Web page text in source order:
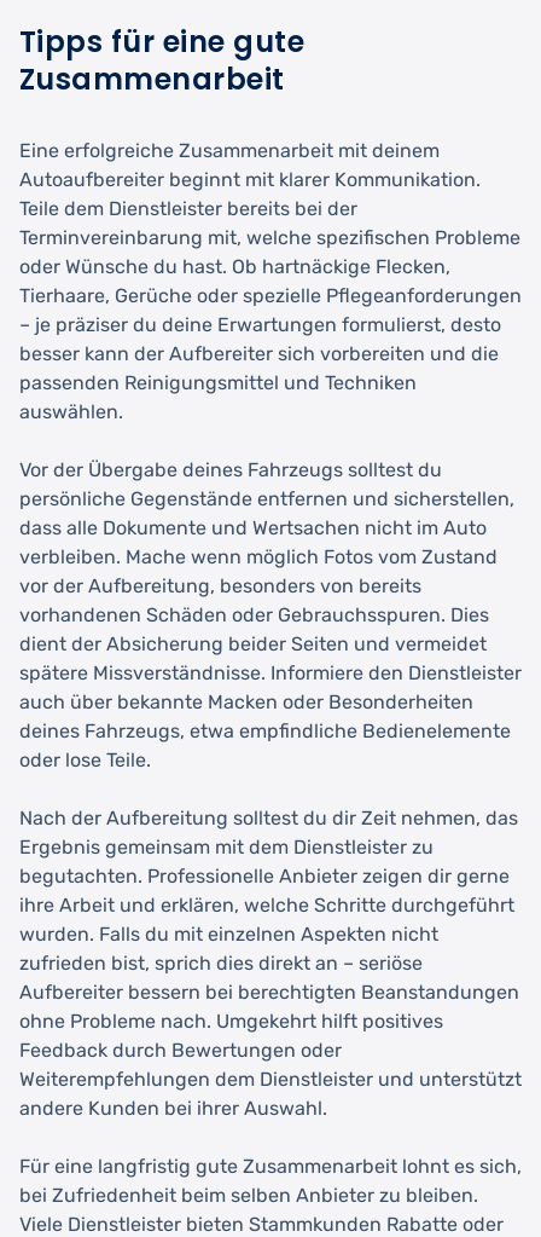
Tipps für eine gute
Zusammenarbeit
Eine erfolgreiche Zusammenarbeit mit deinem
Autoaufbereiter beginnt mit klarer Kommunikation.
Teile dem Dienstleister bereits bei der
Terminvereinbarung mit, welche spezifischen Probleme
oder Wünsche du hast. Ob hartnäckige Flecken,
Tierhaare, Gerüche oder spezielle Pflegeanforderungen
– je präziser du deine Erwartungen formulierst, desto
besser kann der Aufbereiter sich vorbereiten und die
passenden Reinigungsmittel und Techniken
auswählen.
Vor der Übergabe deines Fahrzeugs solltest du
persönliche Gegenstände entfernen und sicherstellen,
dass alle Dokumente und Wertsachen nicht im Auto
verbleiben. Mache wenn möglich Fotos vom Zustand
vor der Aufbereitung, besonders von bereits
vorhandenen Schäden oder Gebrauchsspuren. Dies
dient der Absicherung beider Seiten und vermeidet
spätere Missverständnisse. Informiere den Dienstleister
auch über bekannte Macken oder Besonderheiten
deines Fahrzeugs, etwa empfindliche Bedienelemente
oder lose Teile.
Nach der Aufbereitung solltest du dir Zeit nehmen, das
Ergebnis gemeinsam mit dem Dienstleister zu
begutachten. Professionelle Anbieter zeigen dir gerne
ihre Arbeit und erklären, welche Schritte durchgeführt
wurden. Falls du mit einzelnen Aspekten nicht
zufrieden bist, sprich dies direkt an – seriöse
Aufbereiter bessern bei berechtigten Beanstandungen
ohne Probleme nach. Umgekehrt hilft positives
Feedback durch Bewertungen oder
Weiterempfehlungen dem Dienstleister und unterstützt
andere Kunden bei ihrer Auswahl.
Für eine langfristig gute Zusammenarbeit lohnt es sich,
bei Zufriedenheit beim selben Anbieter zu bleiben.
Viele Dienstleister bieten Stammkunden Rabatte oder